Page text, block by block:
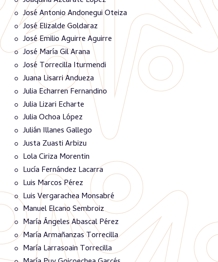
José Antonio Andonegui Oteiza
José Elizalde Goldaraz
José Emilio Aguirre Aguirre
José María Gil Arana
José Torrecilla Iturmendi
Juana Lisarri Andueza
Julia Echarren Fernandino
Julia Lizari Echarte
Julia Ochoa López
Julián Illanes Gallego
Justa Zuasti Arbizu
Lola Ciriza Morentin
Lucía Fernández Lacarra
Luis Marcos Pérez
Luis Vergarachea Monsabré
Manuel Elcano Sembroiz
María Ángeles Abascal Pérez
María Armañanzas Torrecilla
María Larrasoain Torrecilla